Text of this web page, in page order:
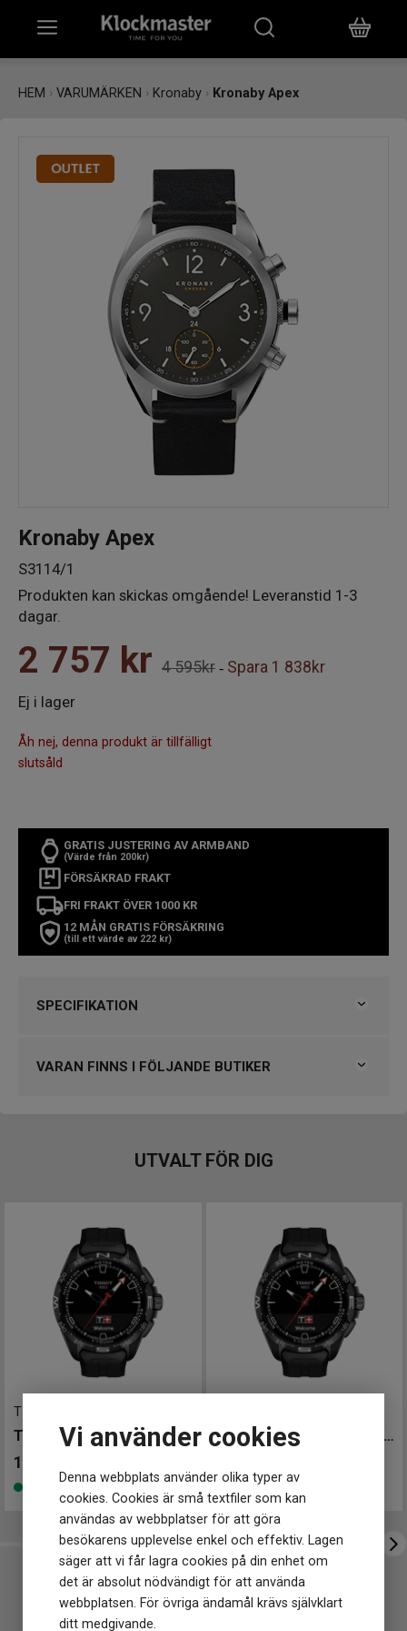
Vi använder cookies
Denna webbplats använder olika typer av
cookies. Cookies är små textfiler som kan
användas av webbplatser för att göra
besökarens upplevelse enkel och effektiv. Lagen
säger att vi får lagra cookies på din enhet om
det är absolut nödvändigt för att använda
webbplatsen. För övriga ändamål krävs självklart
ditt medgivande.
SMYCKEN
VARUMÄRKEN
PRESENTKORT
HEM › VARUMÄRKEN › Kronaby › Kronaby Apex
Kronaby Apex
S3114/1
Produkten kan skickas omgående! Leveranstid 1-3
dagar.
2 757 kr 4 595kr - Spara 1 838kr
Ej i lager
Åh nej, denna produkt är tillfälligt
slutsåld
GRATIS JUSTERING AV ARMBAND
(Värde från 200kr)
FÖRSÄKRAD FRAKT
FRI FRAKT ÖVER 1000 KR
12 MÅN GRATIS FÖRSÄKRING
(till ett värde av 222 kr)
SPECIFIKATION
Kollektion
Kronaby
Form på boett
Färg på boett
Armband material
Armband färg
Svart
Urverk
Urverk
Storlek
Vattentät
Ja
Vattenskydd
10 ATM / 100 m
Glas material
Safir
Funktioner
Bluetooth
VARAN FINNS I FÖLJANDE BUTIKER
Klockmaster Borås, Centrum
Klockmaster Tranås
Klockmaster Ulricehamn
UTVALT FÖR DIG
T1214204705103
TISSOT T-Touch Connect Solar 47mm
14 295
Finns i lager
TISSOT T-Touch Connect Solar 47mm
Finns i lager
En Kronaby Apex S3114/1 från